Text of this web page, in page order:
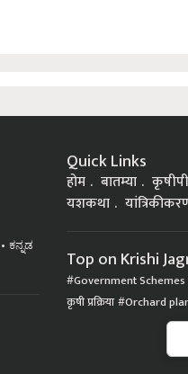
ಕನ್ನಡ
Quick Links
होम बातम्या
यशकथा
Top on Krishi
Government Schemes
कृषी प्रक्रिया Orchard